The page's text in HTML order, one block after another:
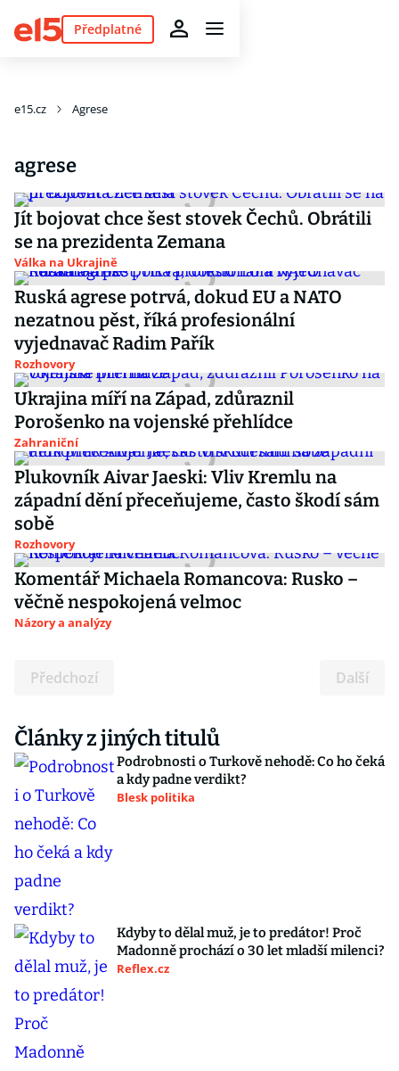
Předplatné
e15.cz Agrese
agrese
Jít bojovat chce šest stovek Čechů. Obrátili
se na prezidenta Zemana
Válka na Ukrajině
Ruská agrese potrvá, dokud EU a NATO
nezatnou pěst, říká profesionální
vyjednavač Radim Pařík
Rozhovory
Ukrajina míří na Západ, zdůraznil
Porošenko na vojenské přehlídce
Zahraniční
Plukovník Aivar Jaeski: Vliv Kremlu na
západní dění přeceňujeme, často škodí sám
sobě
Rozhovory
Komentář Michaela Romancova: Rusko –
věčně nespokojená velmoc
Názory a analýzy
Předchozí Další
Články z jiných titulů
Podrobnosti o Turkově nehodě: Co ho čeká
a kdy padne verdikt?
Blesk politika
Kdyby to dělal muž, je to predátor! Proč
Madonně prochází o 30 let mladší milenci?
Reflex.cz